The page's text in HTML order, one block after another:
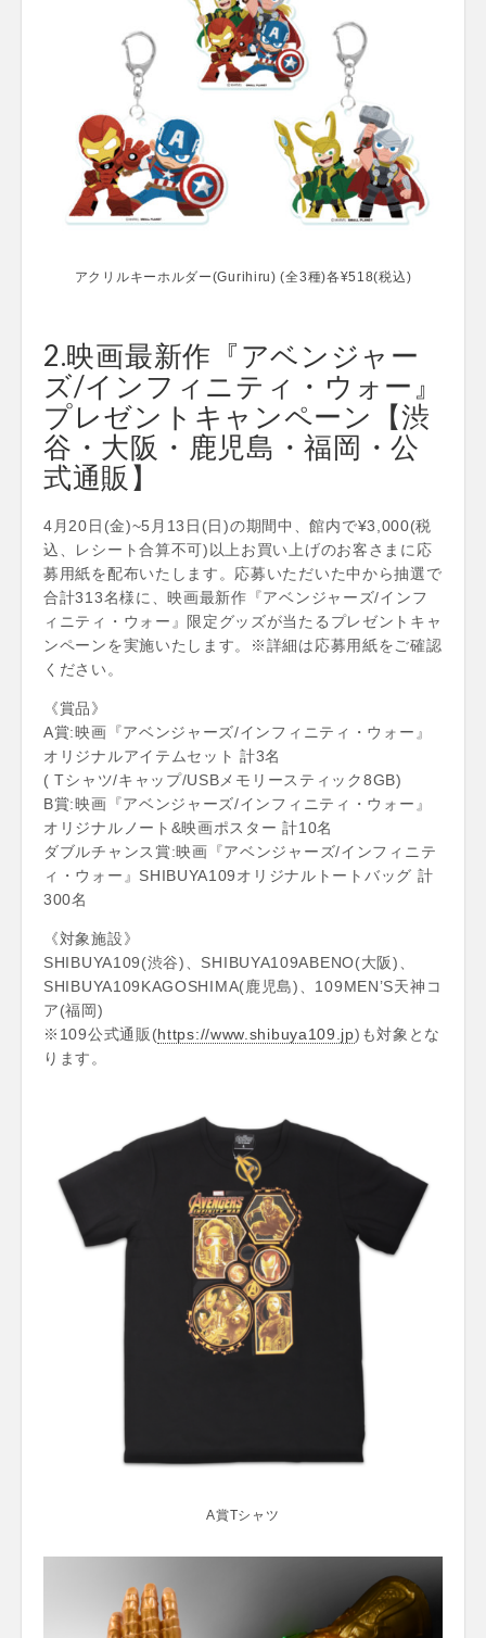
アクリルキーホルダー(Gurihiru) (全3種)各¥518(税込)
2.映画最新作『アベンジャー
ズ/インフィニティ・ウォー』
プレゼントキャンペーン【渋
谷・大阪・鹿児島・福岡・公
式通販】
4月20日(金)~5月13日(日)の期間中、館内で¥3,000(税
込、レシート合算不可)以上お買い上げのお客さまに応
募用紙を配布いたします。応募いただいた中から抽選で
合計313名様に、映画最新作『アベンジャーズ/インフ
ィニティ・ウォー』限定グッズが当たるプレゼントキャ
ンペーンを実施いたします。※詳細は応募用紙をご確認
ください。
《賞品》
A賞:映画『アベンジャーズ/インフィニティ・ウォー』
オリジナルアイテムセット 計3名
( Tシャツ/キャップ/USBメモリースティック8GB)
B賞:映画『アベンジャーズ/インフィニティ・ウォー』
オリジナルノート&映画ポスター 計10名
ダブルチャンス賞:映画『アベンジャーズ/インフィニテ
ィ・ウォー』SHIBUYA109オリジナルトートバッグ 計
300名
《対象施設》
SHIBUYA109(渋谷)、SHIBUYA109ABENO(大阪)、
SHIBUYA109KAGOSHIMA(鹿児島)、109MEN’S天神コ
ア(福岡)
※109公式通販(https://www.shibuya109.jp)も対象とな
ります。
A賞Tシャツ